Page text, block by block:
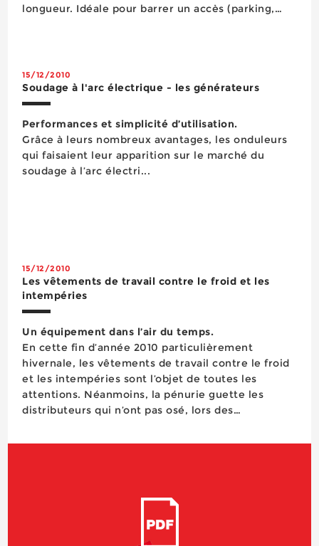
longueur. Idéale pour barrer un accès (parking,
15/12/2010
Soudage à l'arc électrique - les générateurs
Performances et simplicité d’utilisation.
Grâce à leurs nombreux avantages, les onduleurs
qui faisaient leur apparition sur le marché du
soudage à l’arc électri...
15/12/2010
Les vêtements de travail contre le froid et les
intempéries
Un équipement dans l’air du temps.
En cette fin d’année 2010 particulièrement
hivernale, les vêtements de travail contre le froid
et les intempéries sont l’objet de toutes les
attentions. Néanmoins, la pénurie guette les
distributeurs qui n’ont pas osé, lors des
prévisionnels trop ambitieux. Si la demande reste